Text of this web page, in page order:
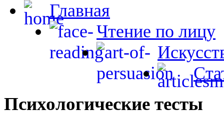
Главная
Чтение по лицу
Психологические тесты